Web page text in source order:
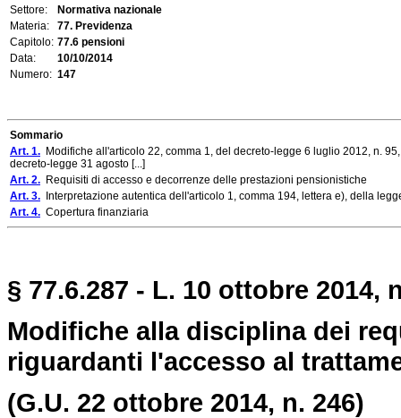
Settore:
Normativa nazionale
Materia:
77. Previdenza
Capitolo: 77.6 pensioni
Data:
10/10/2014
Numero: 147
Sommario
Art. 1. Modifiche all'articolo 22, comma 1, del decreto-legge 6 luglio 2012, n.
decreto-legge 31 agosto [...]
Art. 2. Requisiti di accesso e decorrenze delle prestazioni pensionistiche
Art. 3. Interpretazione autentica dell'articolo 1, comma 194, lettera e), della
Art. 4. Copertura finanziaria
§ 77.6.287 - L. 10 ottobre 2014,
Modifiche alla disciplina dei
riguardanti l'accesso al
(G.U. 22 ottobre 2014, n. 246)